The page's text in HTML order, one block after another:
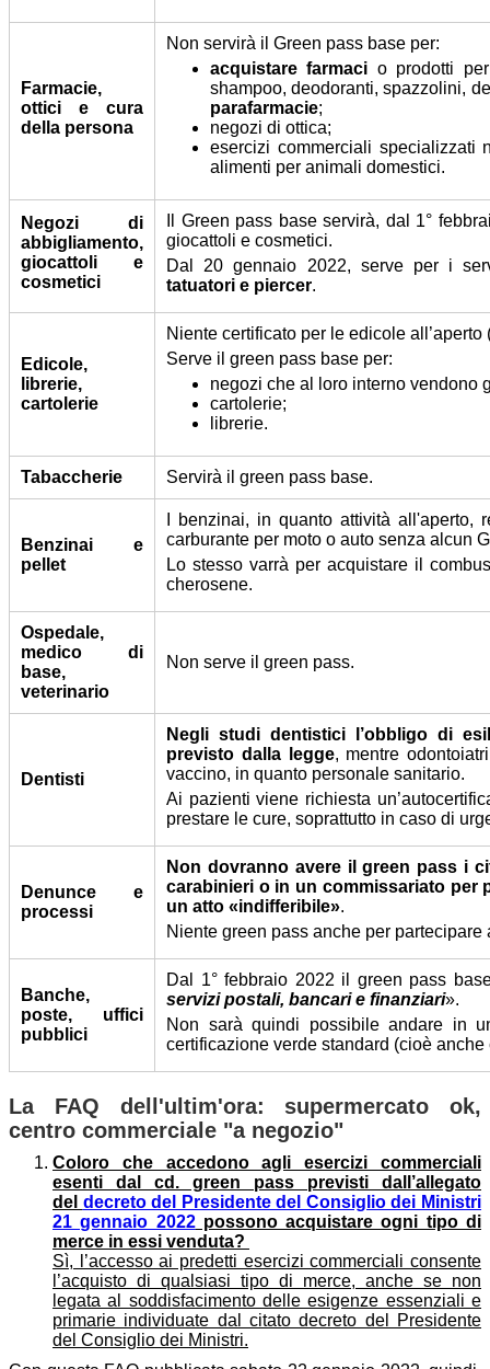
Farmacie,
ottici e cura
della persona
Non servirà il Green pass base per:
acquistare farmaci o prodotti
shampoo, deodoranti, spazzolini,
parafarmacie;
negozi di ottica;
esercizi commerciali specializzati
alimenti per animali domestici.
Negozi di
abbigliamento,
giocattoli e
cosmetici
Il Green pass base servirà, dal 1°
giocattoli e cosmetici.
Dal 20 gennaio 2022, serve per i
tatuatori e piercer.
Edicole,
librerie,
cartolerie
Niente certificato per le edicole all’aperto
Serve il green pass base per:
negozi che al loro interno vendono
cartolerie;
librerie.
Tabaccherie Servirà il green pass base.
Benzinai e
pellet
I benzinai, in quanto attività
carburante per moto o auto senza alcun
Lo stesso varrà per acquistare il
cherosene.
Ospedale,
medico di
base,
veterinario
Non serve il green pass.
Dentisti
Negli studi dentistici l’obbligo di
previsto dalla legge, mentre
vaccino, in quanto personale sanitario.
Ai pazienti viene richiesta
prestare le cure, soprattutto in caso di
Denunce e
processi
Non dovranno avere il green pass i
carabinieri o in un commissariato per
un atto «indifferibile».
Niente green pass anche per
Banche,
poste, uffici
pubblici
Dal 1° febbraio 2022 il green pass
servizi postali, bancari e finanziari».
Non sarà quindi possibile andare in
certificazione verde standard (cioè
La FAQ dell'ultim'ora: supermercato ok,
centro commerciale "a negozio"
Coloro che accedono agli esercizi commerciali
esenti dal cd. green pass previsti dall’allegato
del decreto del Presidente del Consiglio dei Ministri
21 gennaio 2022possono acquistare ogni tipo di
merce in essi venduta?
Sì, l’accesso ai predetti esercizi commerciali consente
l’acquisto di qualsiasi tipo di merce, anche se non
legata al soddisfacimento delle esigenze essenziali e
primarie individuate dal citato decreto del Presidente
del Consiglio dei Ministri.